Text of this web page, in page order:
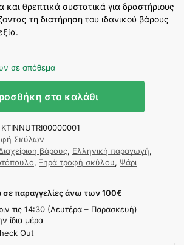
και θρεπτικά συστατικά για δραστήριους
τη διατήρηση του ιδανικού βάρους
σε απόθεμα
στο καλάθι
KTINNUTRI00000001
Σκύλων
βάρους, Ελληνική παραγωγή,
, Ξηρά τροφή σκύλου, Ψάρι
παραγγελίες άνω των 100€
τις 14:30 (Δευτέρα – Παρασκευή)
ίδια μέρα
Out